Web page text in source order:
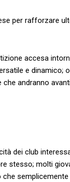
per rafforzare
accesa
e dinamico;
andranno
dei club
stesso; molti